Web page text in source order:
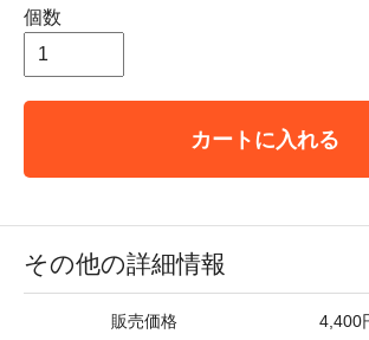
個数
カートに入れる
その他の詳細情報
販売価格 4,400